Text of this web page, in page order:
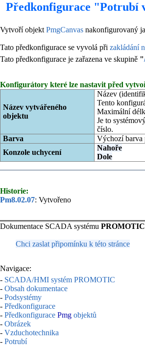
Předkonfigurace "Potrubí
Vytvoří objekt PmgCanvas nakonfigurovaný
Tato předkonfigurace se vyvolá při zakládání
Tato předkonfigurace je zařazena ve skupině "
Konfigurátory které lze nastavit před
Název vytvářeného
objektu
Název
Tento
Maximální
Je to
číslo.
Barva
Výchozí barva
Konzole uchycení
Nahoře
Dole
Historie:
Pm8.02.07: Vytvořeno
Dokumentace SCADA systému PROMOTIC
Chci zaslat připomínku k této stránce
Navigace:
- SCADA/HMI systém PROMOTIC
- Obsah dokumentace
- Podsystémy
- Předkonfigurace
- Předkonfigurace Pmg objektů
- Obrázek
- Vzduchotechnika
- Potrubí